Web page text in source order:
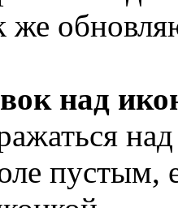
же
над
пустым,